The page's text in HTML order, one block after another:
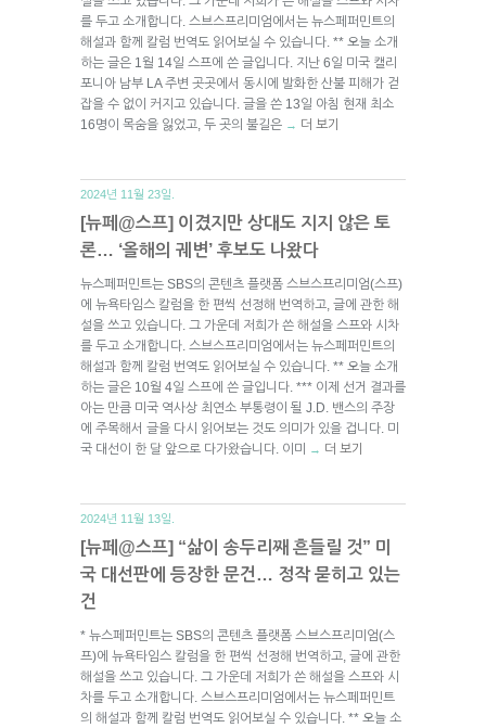
를 두고 소개합니다. 스브스프리미엄에서는 뉴스페퍼민트의
해설과 함께 칼럼 번역도 읽어보실 수 있습니다. ** 오늘 소개
하는 글은 1월 14일 스프에 쓴 글입니다. 지난 6일 미국 캘리
포니아 남부 LA 주변 곳곳에서 동시에 발화한 산불 피해가 걷
잡을 수 없이 커지고 있습니다. 글을 쓴 13일 아침 현재 최소
16명이 목숨을 잃었고, 두 곳의 불길은 → 더 보기
2024년 11월 23일.
[뉴페@스프] 이겼지만 상대도 지지 않은 토
론… ‘올해의 궤변’ 후보도 나왔다
뉴스페퍼민트는 SBS의 콘텐츠 플랫폼 스브스프리미엄(스프)
에 뉴욕타임스 칼럼을 한 편씩 선정해 번역하고, 글에 관한 해
설을 쓰고 있습니다. 그 가운데 저희가 쓴 해설을 스프와 시차
를 두고 소개합니다. 스브스프리미엄에서는 뉴스페퍼민트의
해설과 함께 칼럼 번역도 읽어보실 수 있습니다. ** 오늘 소개
하는 글은 10월 4일 스프에 쓴 글입니다. *** 이제 선거 결과를
아는 만큼 미국 역사상 최연소 부통령이 될 J.D. 밴스의 주장
에 주목해서 글을 다시 읽어보는 것도 의미가 있을 겁니다. 미
국 대선이 한 달 앞으로 다가왔습니다. 이미
→ 더 보기
2024년 11월 13일.
[뉴페@스프] “삶이 송두리째 흔들릴 것” 미
국 대선판에 등장한 문건… 정작 묻히고 있는
건
* 뉴스페퍼민트는 SBS의 콘텐츠 플랫폼 스브스프리미엄(스
프)에 뉴욕타임스 칼럼을 한 편씩 선정해 번역하고, 글에 관한
해설을 쓰고 있습니다. 그 가운데 저희가 쓴 해설을 스프와 시
차를 두고 소개합니다. 스브스프리미엄에서는 뉴스페퍼민트
의 해설과 함께 칼럼 번역도 읽어보실 수 있습니다. ** 오늘 소